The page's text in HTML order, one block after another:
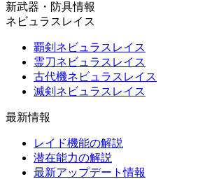
新武器・防具情報
ネビュラスレイス
覇剣ネビュラスレイス
霊刀ネビュラスレイス
古代機ネビュラスレイス
滅剣ネビュラスレイス
最新情報
レイド機能の解説
潜在能力の解説
最新アップデート情報